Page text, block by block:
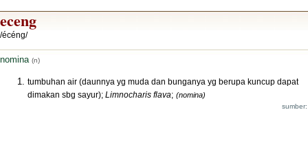
eceng
/écéng/
nomina (n)
tumbuhan air (daunnya yg muda dan bunganya yg berupa kuncup dapat
dimakan sbg sayur); Limnocharis flava; (nomina)